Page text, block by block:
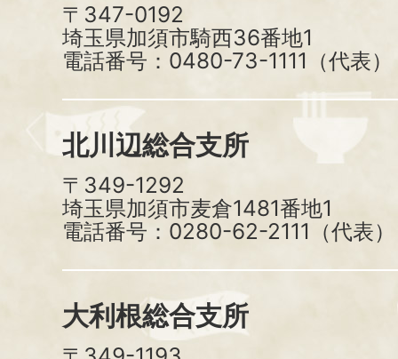
〒347-0192
埼玉県加須市騎西36番地1
電話番号：0480-73-1111（代表）
北川辺総合支所
〒349-1292
埼玉県加須市麦倉1481番地1
電話番号：0280-62-2111（代表）
大利根総合支所